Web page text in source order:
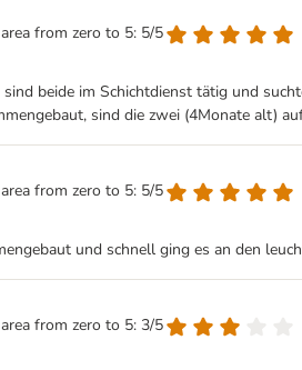
from zero to 5: 5/5
beide im Schichtdienst tätig und
sind die zwei (4Monate alt)
from zero to 5: 5/5
und schnell ging es an den
from zero to 5: 3/5